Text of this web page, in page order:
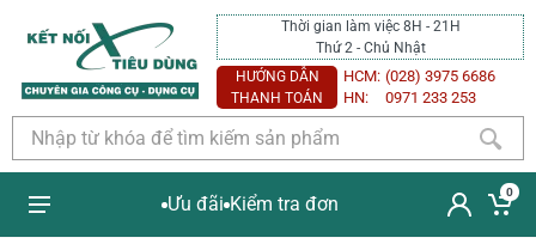
Thời gian làm việc 8H - 21H
Thứ 2 - Chủ Nhật
HƯỚNG DẪN
THANH TOÁN
HCM: (028) 3975 6686
HN:
0971 233 253
Ưu đãi Kiểm tra đơn
0